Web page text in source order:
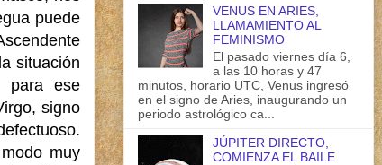
puede
situación
para ese
signo
muy
VENUS EN ARIES,
LLAMAMIENTO AL
FEMINISMO
El pasado viernes día 6,
a las 10 horas y 47
minutos, horario UTC, Venus ingresó
en el signo de Aries, inaugurando un
periodo astrológico ca...
JÚPITER DIRECTO,
COMIENZA EL BAILE